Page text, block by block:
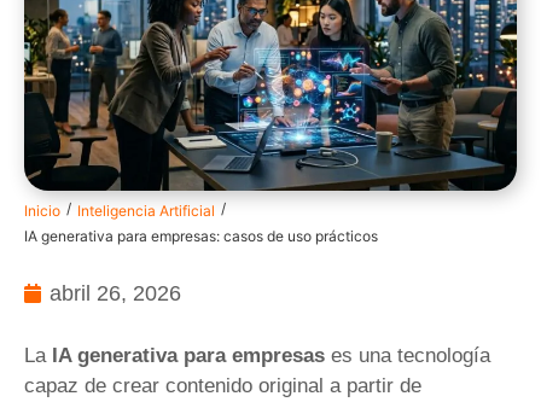
Inicio / Inteligencia Artificial /
IA generativa para empresas: casos de uso prácticos
abril 26, 2026
La IA generativa para empresas es una tecnología
capaz de crear contenido original a partir de